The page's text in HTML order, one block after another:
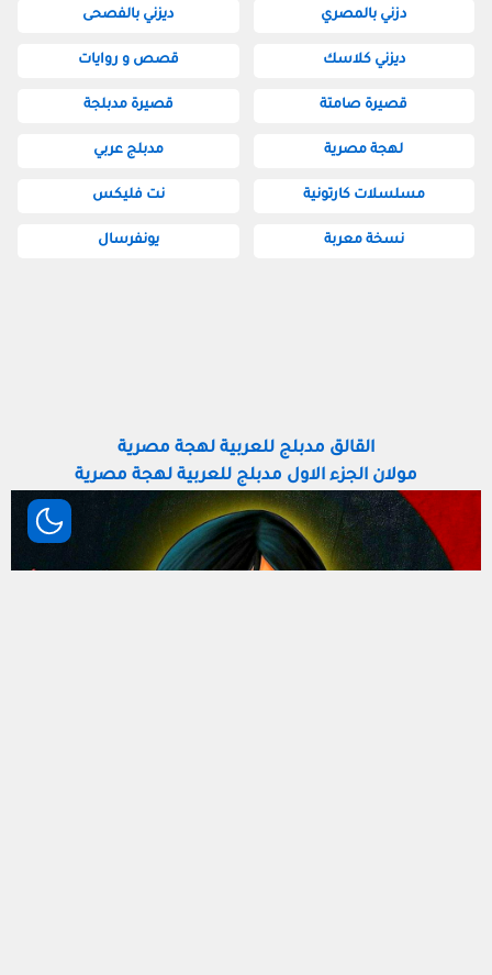
دزني بالمصري ديزني بالفصحى
ديزني كلاسك قصص و روايات
قصيرة صامتة قصيرة مدبلجة
لهجة مصرية مدبلج عربي
مسلسلات كارتونية نت فليكس
نسخة معربة يونفرسال
القالق مدبلج للعربية لهجة مصرية